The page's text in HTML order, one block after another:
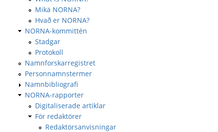
Mikä NORNA?
Hvað er NORNA?
NORNA-kommittén
Stadgar
Protokoll
Namnforskarregistret
Personnamnstermer
Namnbibliografi
NORNA-rapporter
Digitaliserade artiklar
För redaktörer
Redaktörsanvisningar